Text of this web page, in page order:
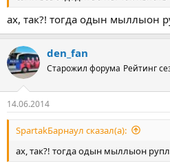
ах, так?! тогда одын мыллыон
den_fan
Старожил форума Рейтинг
14.06.2014
SpartakБарнаул сказал(а):
ах, так?! тогда одын мыллыон